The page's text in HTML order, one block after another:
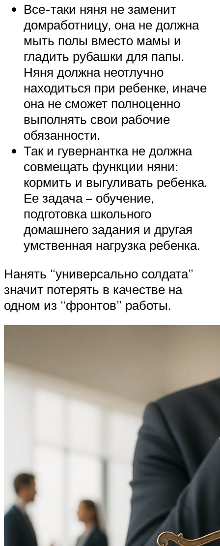
Все-таки няня не заменит
домработницу, она не должна
мыть полы вместо мамы и
гладить рубашки для папы.
Няня должна неотлучно
находиться при ребенке, иначе
она не сможет полноценно
выполнять свои рабочие
обязанности.
Так и гувернантка не должна
совмещать функции няни:
кормить и выгуливать ребенка.
Ее задача – обучение,
подготовка школьного
домашнего задания и другая
умственная нагрузка ребенка.
Нанять “универсально солдата”
значит потерять в качестве на
одном из “фронтов” работы.